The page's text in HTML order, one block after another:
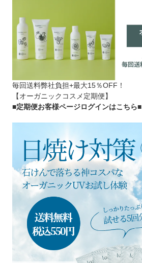
毎回送料弊社負担+最大15％OFF！
【オーガニックコスメ定期便】
■定期便お客様ページログインはこちら■